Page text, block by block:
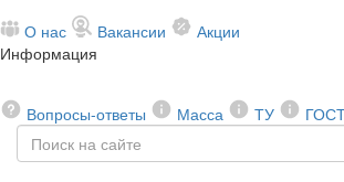
О нас Вакансии
Акции
Информация
Вопросы-ответы Масса ТУ